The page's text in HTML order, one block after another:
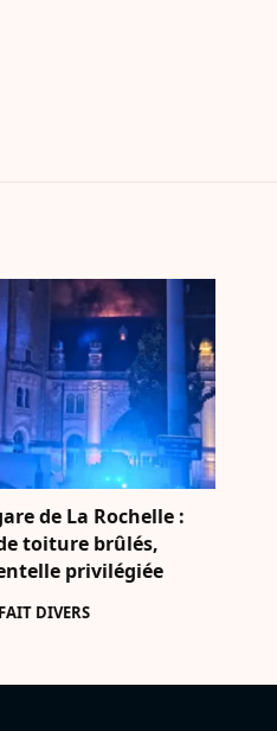
de La Rochelle :
toiture brûlés,
privilégiée
DIVERS